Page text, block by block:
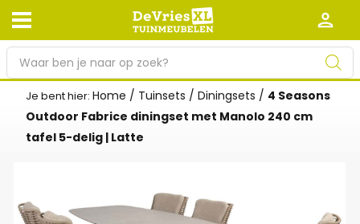
Afhalen en bezorgen Retourneren
Garantie Algemene voorwaarden
Werken bij De Vries XL
r
Je bent hier:Home / Tuinsets /Diningsets / 4 Seasons
Outdoor Fabrice diningset met Manolo 240 cm
tafel 5-delig | Latte